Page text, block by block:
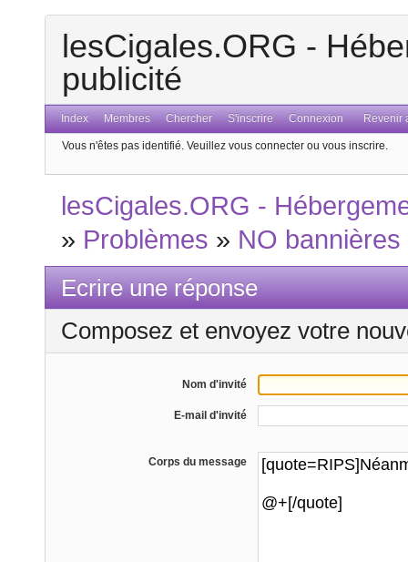
lesCigales.ORG -
publicité
Index Membres Chercher S'inscrire Connexion Revenir
Vous n'êtes pas identifié. Veuillez vous connecter ou vous inscrire.
lesCigales.ORG -
» Problèmes » NO bannières
Ecrire une réponse
Composez et envoyez votre
Nom d'invité
E-mail d'invité
Corps du message